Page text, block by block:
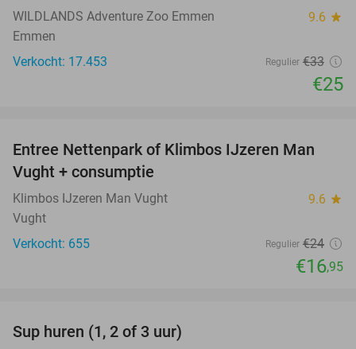
WILDLANDS Adventure Zoo Emmen 9.6 star
Emmen
Verkocht: 17.453
Regulier €33
€25
29%
Entree Nettenpark of Klimbos IJzeren Man
Vught + consumptie
Klimbos IJzeren Man Vught 9.6 star
Vught
Verkocht: 655
Regulier €24
€16,95
Sup huren (1, 2 of 3 uur)